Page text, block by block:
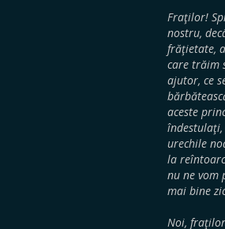
Fraţilor!
nostru,
frăţietate,
care trăim
ajutor, ce
aceste
îndestulaţi,
urechile
la
nu ne vom
mai bine
Noi,